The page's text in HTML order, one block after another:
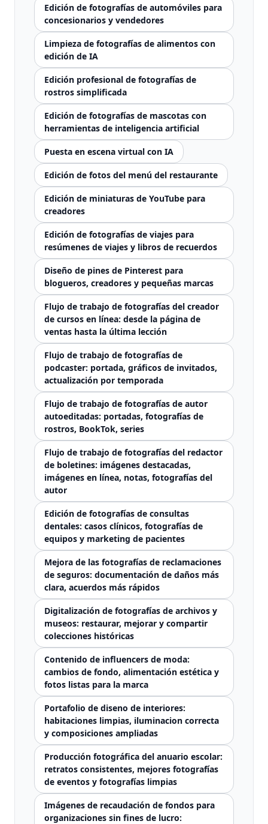
Edición de fotografías de automóviles para
concesionarios y vendedores
Limpieza de fotografías de alimentos con
edición de IA
Edición profesional de fotografías de
rostros simplificada
Edición de fotografías de mascotas con
herramientas de inteligencia artificial
Puesta en escena virtual con IA
Edición de fotos del menú del restaurante
Edición de miniaturas de YouTube para
creadores
Edición de fotografías de viajes para
resúmenes de viajes y libros de recuerdos
Diseño de pines de Pinterest para
blogueros, creadores y pequeñas marcas
Flujo de trabajo de fotografías del creador
de cursos en línea: desde la página de
ventas hasta la última lección
Flujo de trabajo de fotografías de
podcaster: portada, gráficos de invitados,
actualización por temporada
Flujo de trabajo de fotografías de autor
autoeditadas: portadas, fotografías de
rostros, BookTok, series
Flujo de trabajo de fotografías del redactor
de boletines: imágenes destacadas,
imágenes en línea, notas, fotografías del
autor
Edición de fotografías de consultas
dentales: casos clínicos, fotografías de
equipos y marketing de pacientes
Mejora de las fotografías de reclamaciones
de seguros: documentación de daños más
clara, acuerdos más rápidos
Digitalización de fotografías de archivos y
museos: restaurar, mejorar y compartir
colecciones históricas
Contenido de influencers de moda:
cambios de fondo, alimentación estética y
fotos listas para la marca
Portafolio de diseno de interiores:
habitaciones limpias, iluminacion correcta
y composiciones ampliadas
Producción fotográfica del anuario escolar:
retratos consistentes, mejores fotografías
de eventos y fotografías limpias
Imágenes de recaudación de fondos para
organizaciones sin fines de lucro: